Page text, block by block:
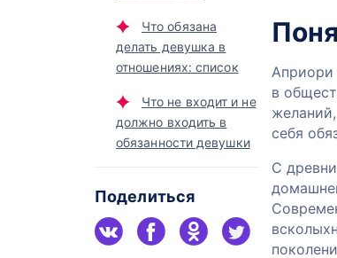
Что обязана
делать девушка в
отношениях: список
Что не входит и не
должно входить в
обязанности девушки
Поделиться
Априори
в
себя
С